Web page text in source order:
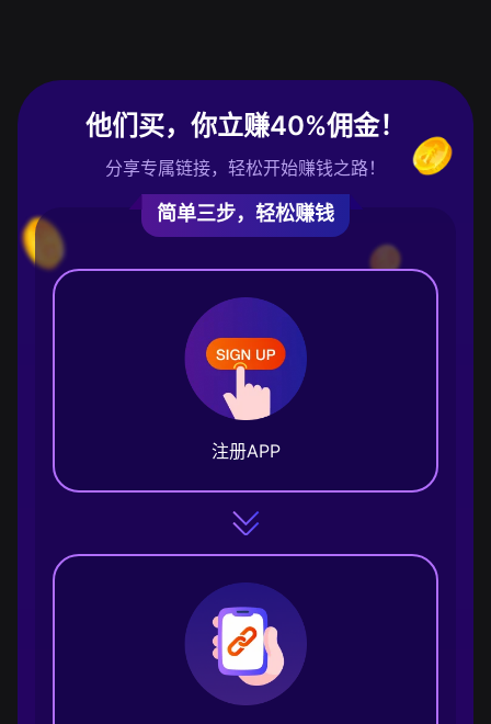
他们买，你立赚40%佣金！
分享专属链接，轻松开始赚钱之路！
简单三步，轻松赚钱
注册APP